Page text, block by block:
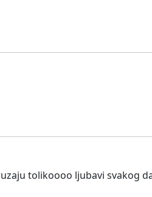
tolikoooo ljubavi svakog